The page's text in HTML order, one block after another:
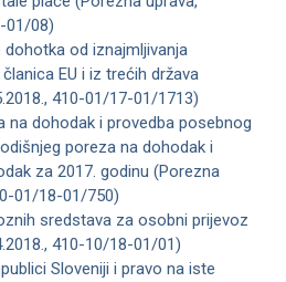
01/08)
od iznajmljivanja
EU i iz trećih država
410-01/17-01/1713)
na dohodak i provedba posebnog
poreza na dohodak i
za 2017. godinu (Porezna
01/18-01/750)
sredstava za osobni prijevoz
410-10/18-01/01)
Sloveniji i pravo na iste